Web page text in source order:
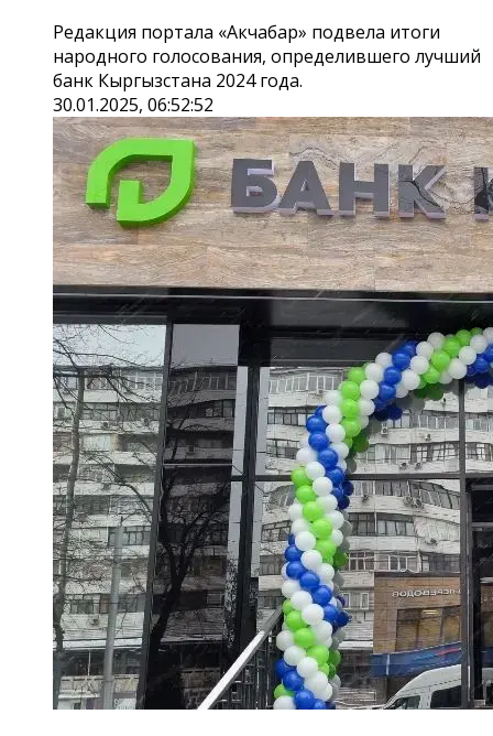
Редакция портала «Акчабар» подвела итоги
народного голосования, определившего лучший
банк Кыргызстана 2024 года.
30.01.2025, 06:52:52